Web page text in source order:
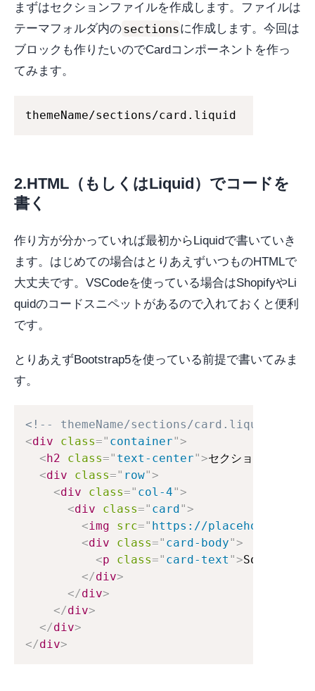
まずはセクションファイルを作成します。ファイルは
テーマフォルダ内のsectionsに作成します。今回は
ブロックも作りたいのでCardコンポーネントを作っ
てみます。
themeName/sections/card.liquid
2.HTML（もしくはLiquid）でコードを
書く
作り方が分かっていれば最初からLiquidで書いていき
ます。はじめての場合はとりあえずいつものHTMLで
大丈夫です。VSCodeを使っている場合はShopifyやLi
quidのコードスニペットがあるので入れておくと便利
です。
とりあえずBootstrap5を使っている前提で書いてみま
す。
<!-- themeName/sections/card.liquid -->
<div class=" container">
<h2 class=" text-center">セクションタイトル
<div class=" row">
<div class=" col-4">
<div class=" card">
<img src=" https://
<div class=" card-body">
<p class=" card-text ">Some
</div>
</div>
</div>
</div>
</div>